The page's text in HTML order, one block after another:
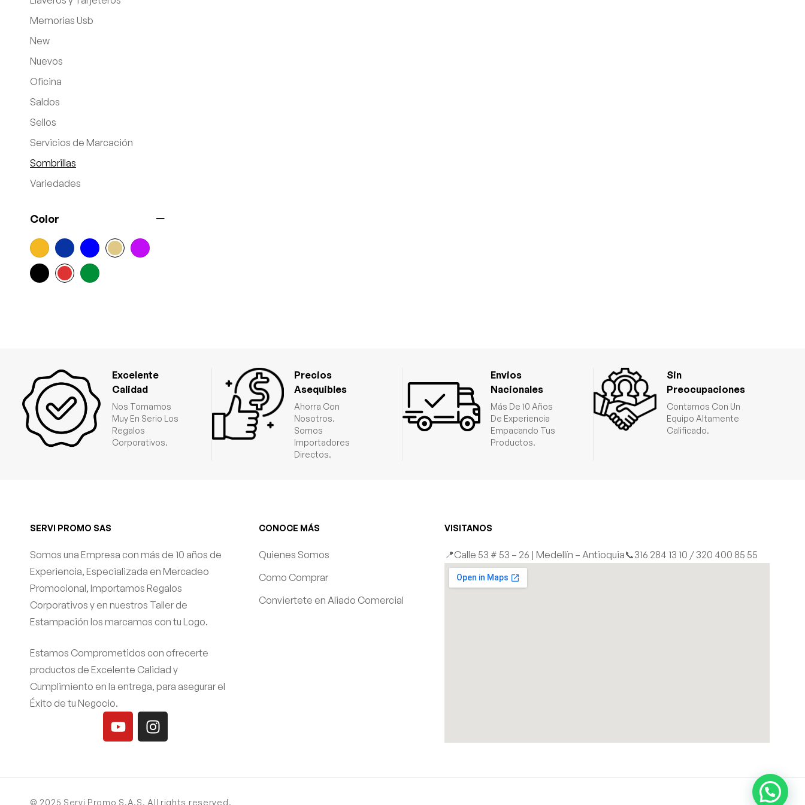
Memorias Usb
New
Nuevos
Oficina
Saldos
Sellos
Servicios de Marcación
Sombrillas
Variedades
Color
Excelente
Calidad
Nos Tomamos
Muy En Serio Los
Regalos
Corporativos.
Precios
Asequibles
Ahorra Con
Nosotros.
Somos
Importadores
Directos.
Envios
Nacionales
Más De 10 Años
De Experiencia
Empacando Tus
Productos.
Sin
Preocupaciones
Contamos Con Un
Equipo Altamente
Calificado.
SERVI PROMO SAS
Somos una Empresa con más de 10 años de
Experiencia, Especializada en Mercadeo
Promocional, Importamos Regalos
Corporativos y en nuestros Taller de
Estampación los marcamos con tu Logo.
Estamos Comprometidos con ofrecerte
productos de Excelente Calidad y
Cumplimiento en la entrega, para asegurar el
Éxito de tu Negocio.
CONOCE MÁS
Quienes Somos
Como Comprar
Conviertete en Aliado Comercial
VISITANOS
📍Calle 53 # 53 – 26 | Medellín – Antioquia📞316 284 13 10 / 320 400 85 55
© 2025 Servi Promo S.A.S. All rights reserved.